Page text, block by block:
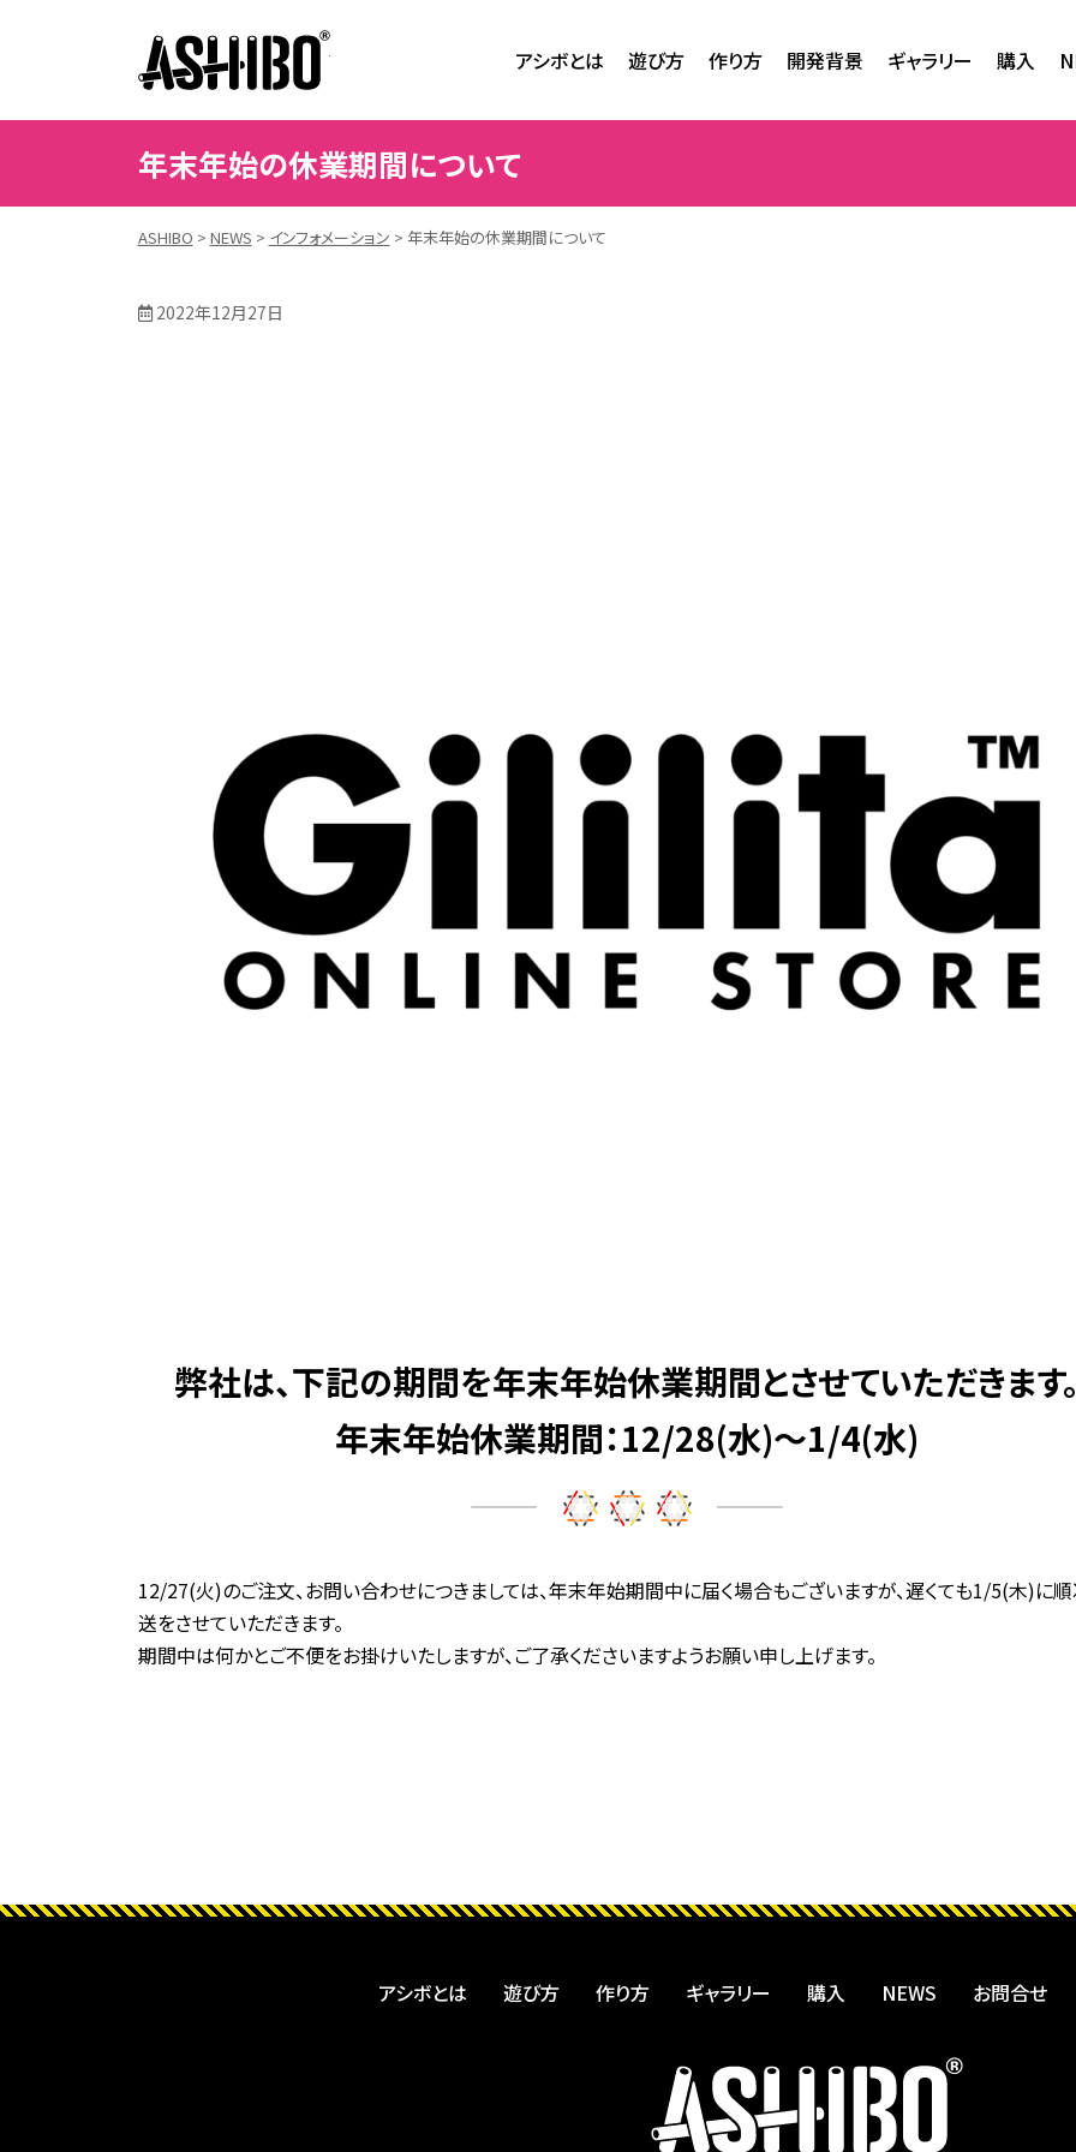
ASHIBO アシボとは 遊び方 作り方 開発背景 ギャラリー 購入
年末年始の休業期間について
ASHIBO > NEWS > インフォメーション > 年末年始の休業期間について
2022年12月27日
弊社は、下記の期間を年末年始休業期間とさせていただきます。
年末年始休業期間：12/28(水)～1/4(水)
12/27(火)のご注文、お問い合わせにつきましては、年末年始期間中に届く場合もございますが、遅くても1/5(木)に
送をさせていただきます。
期間中は何かとご不便をお掛けいたしますが、ご了承くださいますようお願い申し上げます。
アシボとは 遊び方 作り方 ギャラリー 購入 NEWS お問合せ